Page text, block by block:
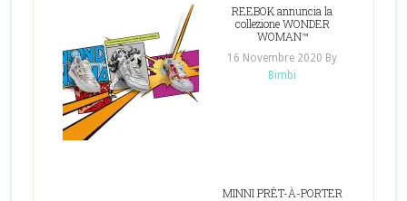
REEBOK annuncia la
collezione WONDER
WOMAN™
16 Novembre 2020 By
Bimbi
MINNI PRÊT-À-PORTER